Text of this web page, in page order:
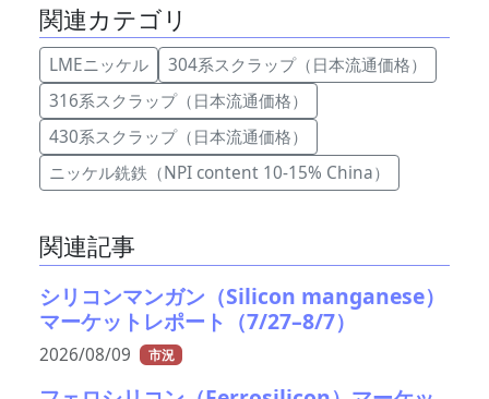
関連カテゴリ
LMEニッケル
304系スクラップ（日本流通価格）
316系スクラップ（日本流通価格）
430系スクラップ（日本流通価格）
ニッケル銑鉄（NPI content 10-15% China）
関連記事
シリコンマンガン（Silicon manganese）
マーケットレポート（7/27–8/7）
2026/08/09 市況